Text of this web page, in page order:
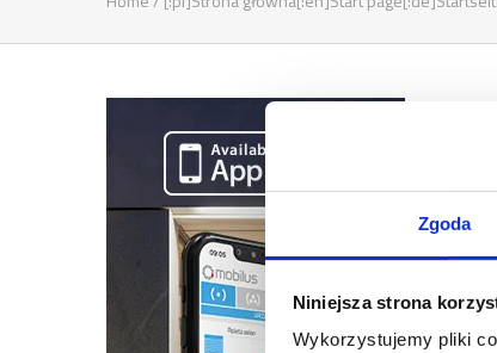
Zgoda
Niniejsza strona
Wykorzystujemy pliki